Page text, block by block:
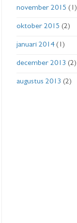
november 2015 (1)
oktober 2015 (2)
januari 2014(1)
december 2013 (2)
augustus 2013 (2)